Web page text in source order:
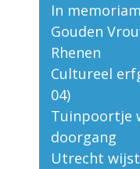
In
Gouden
Rhenen
Cultureel
04)
Tuinpoortje
doorgang
Utrecht